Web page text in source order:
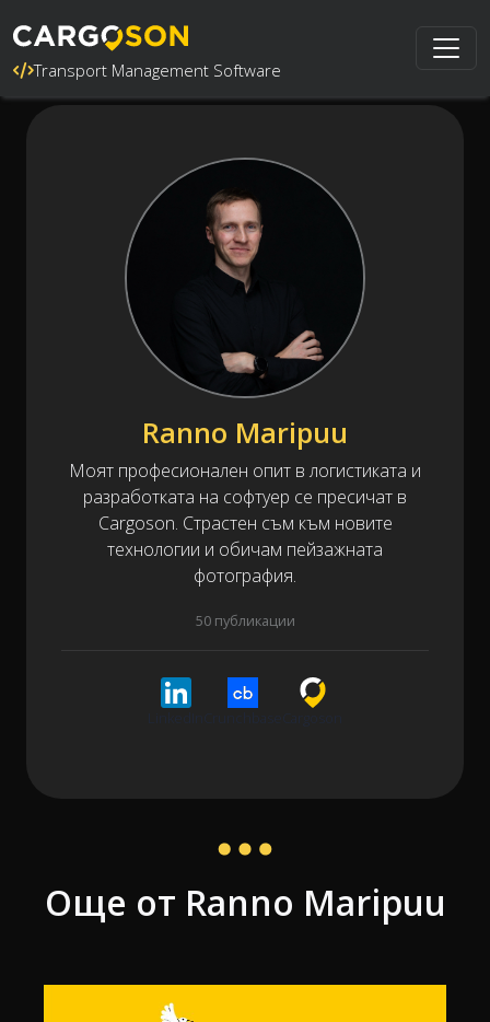
Transport Management Software
Ranno Maripuu
Моят професионален опит в логистиката и
разработката на софтуер се пресичат в
Cargoson. Страстен съм към новите
технологии и обичам пейзажната
фотография.
50 публикации
Още от Ranno Maripuu